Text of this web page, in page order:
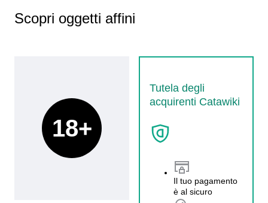
Scopri oggetti affini
Tutela degli
acquirenti Catawiki
Il tuo pagamento
è al sicuro
18+